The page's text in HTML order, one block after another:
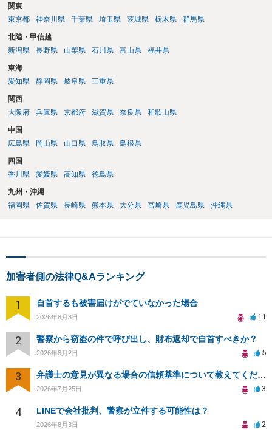
関東
東京都
神奈川県 千葉県 埼玉県 茨城県 栃木県 群馬県
北陸・甲信越
新潟県
長野県 山梨県 石川県 富山県 福井県
東海
愛知県
静岡県 岐阜県 三重県
関西
大阪府
兵庫県 京都府 滋賀県 奈良県 和歌山県
中国
広島県
岡山県 山口県 鳥取県 島根県
四国
香川県
愛媛県 高知県 徳島県
九州・沖縄
福岡県
佐賀県 長崎県 熊本県 大分県 宮崎県 鹿児島県 沖縄県
加害者側の法律Q&Aランキング
1 自首するも被害届けがでていなかった場合
2026年8月3日 11
2 警察から窃盗の件で呼び出し、財布返却で自首すべきか？
2026年8月2日 5
3 弁護士の意見が異なる場合の信頼基準について教えてください
2026年7月25日 3
4 LINEで会社批判、警察が立件する可能性は？
2026年8月3日 2